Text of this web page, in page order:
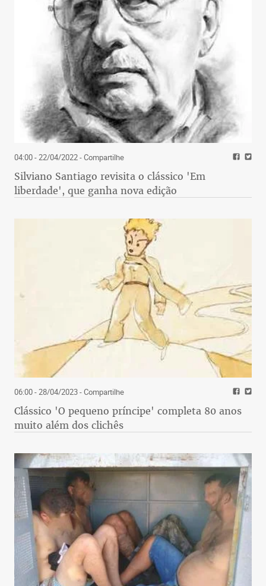
04:00 - 22/04/2022- Compartilhe
Silviano Santiago revisita o clássico 'Em
liberdade', que ganha nova edição
06:00 - 28/04/2023- Compartilhe
Clássico 'O pequeno príncipe' completa 80 anos
muito além dos clichês